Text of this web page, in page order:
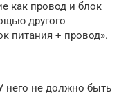
как провод и блок
другого
питания + провод».
него не должно быть